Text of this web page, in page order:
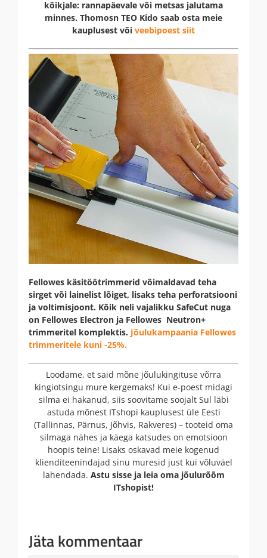
kõikjale: rannapäevale või metsas jalutama
minnes. Thomosn TEO Kido saab osta meie
kauplusest või veebipoest siit
Fellowes käsitöötrimmerid võimaldavad teha
sirget või lainelist lõiget, lisaks teha perforatsiooni
ja voltimisjoont. Kõik neli vajalikku SafeCut nuga
on Fellowes Electron ja Fellowes Neutron+
trimmeritel komplektis. Jõulukampaania Fellowes
trimmeritele kuni -25%.
Loodame, et said mõne jõulukingituse võrra
kingiotsingu mure kergemaks! Kui e-poest midagi
silma ei hakanud, siis soovitame soojalt Sul läbi
astuda mõnest ITshopi kauplusest üle Eesti
(Tallinnas, Pärnus, Jõhvis, Rakveres) – tooteid oma
silmaga nähes ja käega katsudes on emotsioon
hoopis teine! Lisaks oskavad meie kogenud
klienditeenindajad sinu muresid just kui võluväel
lahendada. Astu sisse ja leia oma jõulurõõm
ITshopist!
Jäta kommentaar